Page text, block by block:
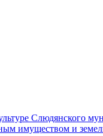
Слюдянского
имуществом и